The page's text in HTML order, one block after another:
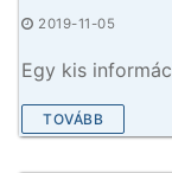
2019-11-05
Egy kis
TOVÁBB